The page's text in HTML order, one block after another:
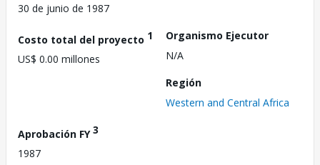
30 de junio de 1987
Costo total del proyecto 1
US$ 0.00 millones
Organismo Ejecutor
N/A
Región
Western and Central Africa
Aprobación FY3
1987